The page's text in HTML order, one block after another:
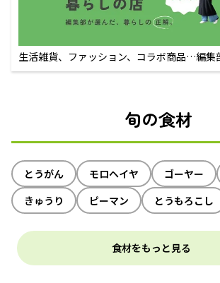
生活雑貨、ファッション、コラボ商品…編集
えるECサイト
旬の食材
とうがん モロヘイヤ ゴーヤー
きゅうり
ピーマン とうもろこし
食材をもっと見る